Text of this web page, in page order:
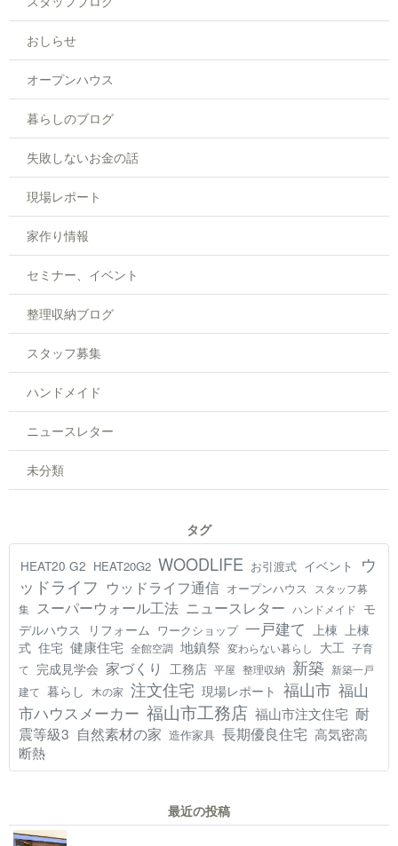
おしらせ
オープンハウス
暮らしのブログ
失敗しないお金の話
現場レポート
家作り情報
セミナー、イベント
整理収納ブログ
スタッフ募集
ハンドメイド
ニュースレター
未分類
タグ
HEAT20 G2 HEAT20G2 WOODLIFE お引渡式 イベント
ウ
ッドライフ ウッドライフ通信 オープンハウス
スタッフ募
集 スーパーウォール工法 ニュースレター ハンドメイド モ
デルハウス
リフォーム ワークショップ 一戸建て 上棟
上棟
式 住宅 健康住宅 全館空調 地鎮祭 変わらない暮らし 大工 子育
て 完成見学会 家づくり 工務店 平屋 整理収納 新築 新築一戸
建て 暮らし 木の家 注文住宅 現場レポート 福山市 福山
市ハウスメーカー 福山市工務店 福山市注文住宅 耐
震等級3 自然素材の家 造作家具 長期優良住宅 高気密高
断熱
最近の投稿